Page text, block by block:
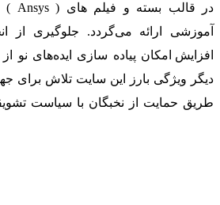
آموزشی ارائه می‌گردد. جلوگیری از
افزایش امکان پیاده سازی ایده‌های نو
دیگر ویژگی بارز این سایت تلاش برای
طریق حمایت از نخبگان با سیاست